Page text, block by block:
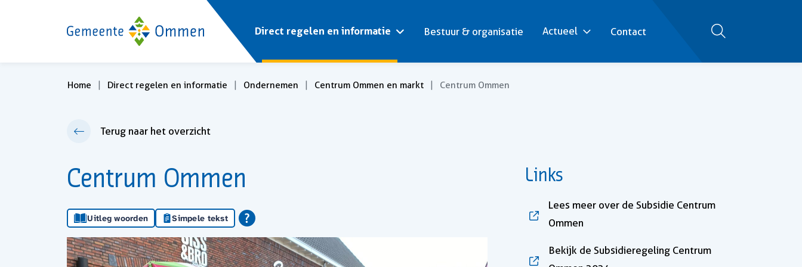
Direct regelen en informatie Bestuur & organisatie Actueel Contact
Zoeken
Home Direct regelen en informatie Ondernemen Centrum Ommen en markt Centrum Ommen
Terug naar het overzicht
Centrum Ommen
Uitleg woorden Simpele tekst
Links
Lees meer over de Subsidie Centrum
Ommen, opent in nieuw tabblad
Bekijk de Subsidieregeling Centrum